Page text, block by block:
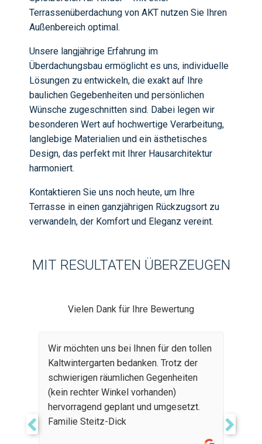
Terrassenüberdachung von AKT nutzen Sie Ihren
Außenbereich optimal.
Unsere langjährige Erfahrung im
Überdachungsbau ermöglicht es uns, individuelle
Lösungen zu entwickeln, die exakt auf Ihre
baulichen Gegebenheiten und persönlichen
Wünsche zugeschnitten sind. Dabei legen wir
besonderen Wert auf hochwertige Verarbeitung,
langlebige Materialien und ein ästhetisches
Design, das perfekt mit Ihrer Hausarchitektur
harmoniert.
Kontaktieren Sie uns noch heute, um Ihre
Terrasse in einen ganzjährigen Rückzugsort zu
verwandeln, der Komfort und Eleganz vereint.
MIT RESULTATEN ÜBERZEUGEN
Vielen Dank für Ihre Bewertung
Wir möchten uns bei Ihnen für den tollen
Kaltwintergarten bedanken. Trotz der
schwierigen räumlichen Gegenheiten
(kein rechter Winkel vorhanden)
hervorragend geplant und umgesetzt.
Familie Steitz-Dick